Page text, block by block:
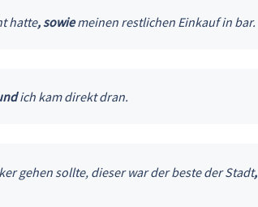
hatte,sowiemeinen restlichen Einkauf in bar.
ich kam direkt dran.
gehen sollte, dieser war der beste der Stadt,